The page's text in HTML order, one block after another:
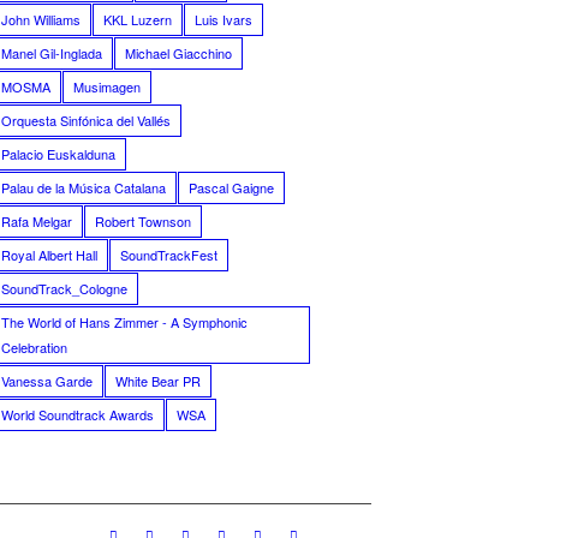
John Williams
KKL Luzern
Luis Ivars
Manel Gil-Inglada
Michael Giacchino
MOSMA
Musimagen
Orquesta Sinfónica del Vallés
Palacio Euskalduna
Palau de la Música Catalana
Pascal Gaigne
Rafa Melgar
Robert Townson
Royal Albert Hall
SoundTrackFest
SoundTrack_Cologne
The World of Hans Zimmer - A Symphonic
Celebration
Vanessa Garde
White Bear PR
World Soundtrack Awards
WSA